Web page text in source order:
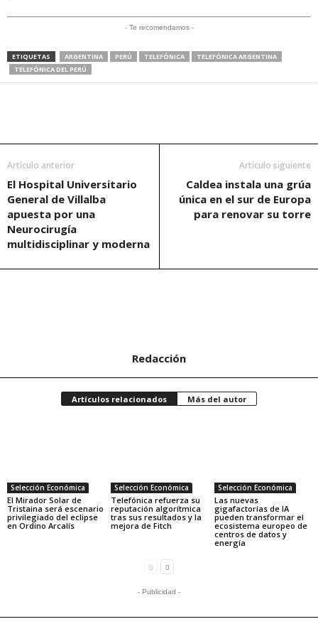
- Te recomendamos -
ETIQUETAS ARGENTINA PERÚ TELEFÓNICA
TELEFÓNICA ARGENTINA
TELEFÓNICA DEL PERÚ
Artículo anterior
El Hospital Universitario
General de Villalba
apuesta por una
Neurocirugía
multidisciplinar y moderna
Artículo siguiente
Caldea instala una grúa
única en el sur de Europa
para renovar su torre
Redacción
Artículos relacionados Más del autor
Selección Económica
El Mirador Solar de
Tristaina será escenario
privilegiado del eclipse
en Ordino Arcalís
Selección Económica
Telefónica refuerza su
reputación algorítmica
tras sus resultados y la
mejora de Fitch
Selección Económica
Las nuevas
gigafactorías de IA
pueden transformar el
ecosistema europeo de
centros de datos y
energía
- Publicidad -